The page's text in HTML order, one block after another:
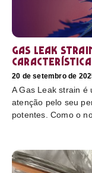
Gas Leak
20 de setembro de
A Gas Leak strain é
atenção pelo seu
potentes. Como o